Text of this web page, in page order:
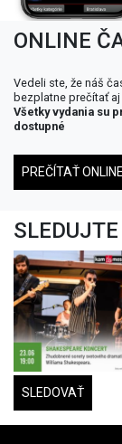
ONLINE
Vedeli ste, že náš
bezplatne prečítať
Všetky vydania su
dostupné
PREČÍTAŤ ONLINE
SLEDOVAŤ